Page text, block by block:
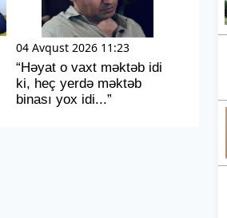
04 Avqust 2026 11:23
“Həyat o vaxt məktəb idi
ki, heç yerdə məktəb
binası yox idi...”